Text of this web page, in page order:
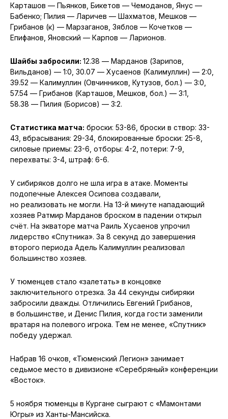
Карташов — Пьянков, Бикетов — Чемоданов, Янус —
Бабенко; Пилия — Ларичев — Шахматов, Мешков —
Грибанов (к) — Марзаганов, Зяблов — Кочетков —
Епифанов, Яновский — Карпов — Ларионов.
Шайбы забросили: 12.38 — Марданов (Зарипов,
Вильданов) — 1:0, 30.07 — Хусаенов (Калимуллин) — 2:0,
39.52 — Калимуллин (Овчинников, Кутузов, бол.) — 3:0,
57.54 — Грибанов (Карташов, Мешков, бол.) — 3:1,
58.38 — Пилия (Борисов) — 3:2.
Статистика матча: броски: 53-86, броски в створ: 33-
43, вбрасывания: 29-34, блокированные броски: 25-8,
силовые приемы: 23-6, отборы: 4-2, потери: 7-9,
перехваты: 3-4, штраф: 6-6.
У сибиряков долго не шла игра в атаке. Моменты
подопечные Алексея Осипова создавали,
но реализовать не могли. На 13-й минуте нападающий
хозяев Ратмир Марданов броском в падении открыл
счёт. На экваторе матча Раиль Хусаенов упрочил
лидерство «Спутника». За 8 секунд до завершения
второго периода Адель Калимуллин реализовал
большинство хозяев.
У тюменцев стало «залетать» в концовке
заключительного отрезка. За 44 секунды сибиряки
забросили дважды. Отличились Евгений Грибанов,
в большинстве, и Денис Пилия, когда гости заменили
вратаря на полевого игрока. Тем не менее, «Спутник»
победу удержал.
Набрав 16 очков, «Тюменский Легион» занимает
седьмое место в дивизионе «Серебряный» конференции
«Восток».
5 ноября тюменцы в Кургане сыграют с «Мамонтами
Югры» из Ханты-Мансийска.